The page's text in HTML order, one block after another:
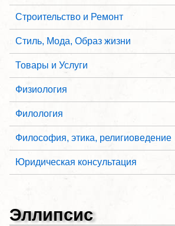
Строительство и Ремонт
Стиль, Мода, Образ жизни
Товары и Услуги
Физиология
Филология
Философия, этика, религиоведение
Юридическая консультация
Эллипсис